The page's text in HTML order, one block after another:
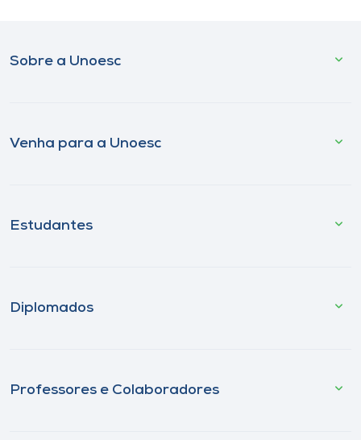
Sobre a Unoesc
Venha para a Unoesc
Estudantes
Diplomados
Professores e Colaboradores